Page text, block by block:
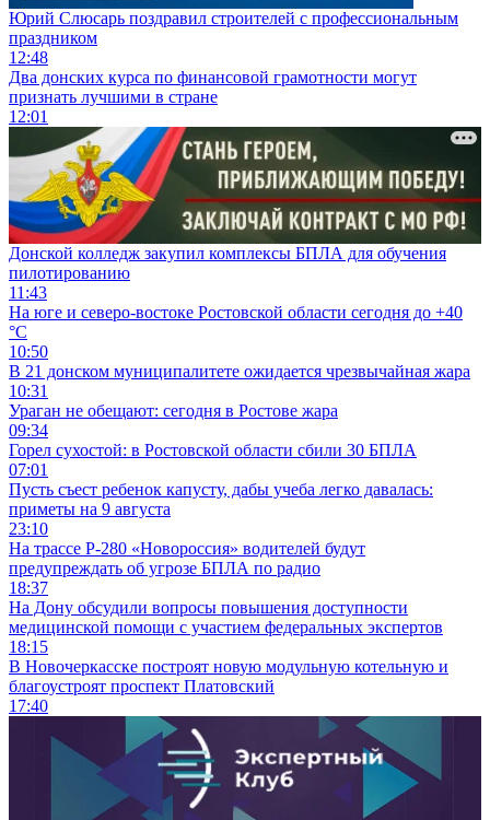
Юрий Слюсарь поздравил строителей с профессиональным
праздником
12:48
Два донских курса по финансовой грамотности могут
признать лучшими в стране
12:01
Донской колледж закупил комплексы БПЛА для обучения
пилотированию
11:43
На юге и северо-востоке Ростовской области сегодня до +40
°C
10:50
В 21 донском муниципалитете ожидается чрезвычайная жара
10:31
Ураган не обещают: сегодня в Ростове жара
09:34
Горел сухостой: в Ростовской области сбили 30 БПЛА
07:01
Пусть съест ребенок капусту, дабы учеба легко давалась:
приметы на 9 августа
23:10
На трассе Р-280 «Новороссия» водителей будут
предупреждать об угрозе БПЛА по радио
18:37
На Дону обсудили вопросы повышения доступности
медицинской помощи с участием федеральных экспертов
18:15
В Новочеркасске построят новую модульную котельную и
благоустроят проспект Платовский
17:40